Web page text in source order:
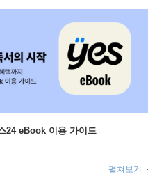
24 eBook 이용 가이드
펼쳐보기